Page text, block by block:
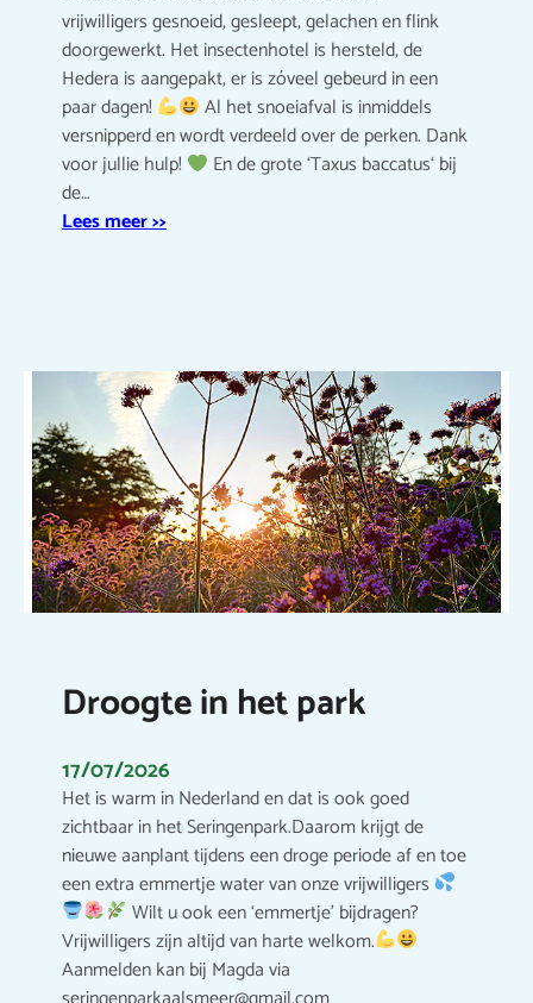
vrijwilligers gesnoeid, gesleept, gelachen en flink
doorgewerkt. Het insectenhotel is hersteld, de
Hedera is aangepakt, er is zóveel gebeurd in een
paar dagen!
Al het snoeiafval is inmiddels
versnipperd en wordt verdeeld over de perken. Dank
voor jullie hulp!
En de grote ‘Taxus baccatus‘ bij
de…
Lees meer >>
Droogte in het park
17/07/2026
Het is warm in Nederland en dat is ook goed
zichtbaar in het Seringenpark.Daarom krijgt de
nieuwe aanplant tijdens een droge periode af en toe
een extra emmertje water van onze vrijwilligers
Wilt u ook een ‘emmertje’ bijdragen?
Vrijwilligers zijn altijd van harte welkom.
Aanmelden kan bij Magda via